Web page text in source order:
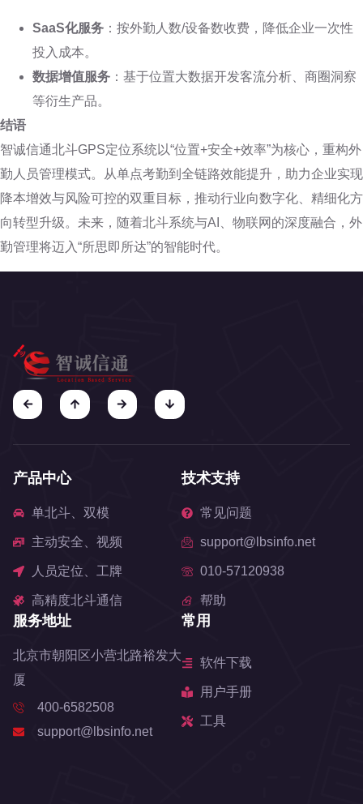
SaaS化服务 ：按外勤人数/设备数收费，降低企业一次性
投入成本。
数据增值服务 ：基于位置大数据开发客流分析、商圈洞察
等衍生产品。
结语
智诚信通北斗GPS定位系统以“位置+安全+效率”为核心，重构外
勤人员管理模式。从单点考勤到全链路效能提升，助力企业实现
降本增效与风险可控的双重目标，推动行业向数字化、精细化方
向转型升级。未来，随着北斗系统与AI、物联网的深度融合，外
勤管理将迈入“所思即所达”的智能时代。
产品中心
单北斗、双模
主动安全、视频
人员定位、工牌
高精度北斗通信
技术支持
常见问题
support@lbsinfo.net
010-57120938
帮助
服务地址
北京市朝阳区小营北路裕发大
厦
400-6582508
support@lbsinfo.net
常用
软件下载
用户手册
工具